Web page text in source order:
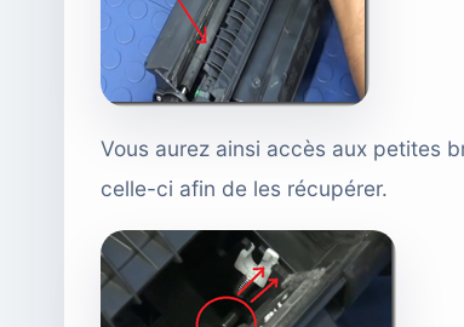
Vous aurez ainsi accès aux petites
celle-ci afin de les récupérer.